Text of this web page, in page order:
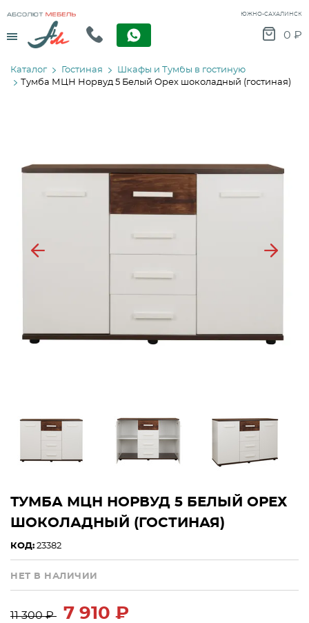
Menu
ЮЖНО-САХАЛИНСК
0 ₽
Каталог Гостиная
Шкафы и Тумбы в гостиную
Тумба МЦН Норвуд 5 Белый Орех шоколадный (гостиная)
ТУМБА МЦН НОРВУД 5 БЕЛЫЙ ОРЕХ
ШОКОЛАДНЫЙ (ГОСТИНАЯ)
КОД: 23382
НЕТ В НАЛИЧИИ
11 300 ₽ 7 910 ₽